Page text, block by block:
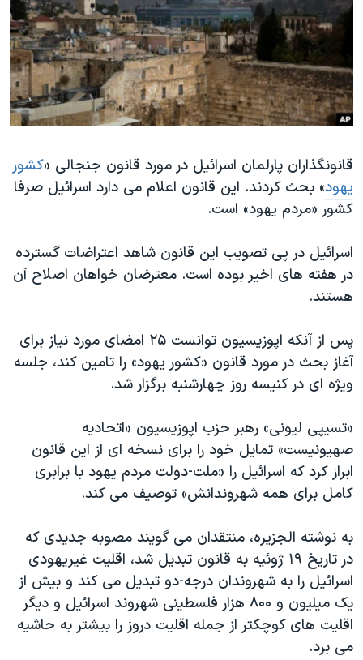
فرهنگ و زندگی
حقوق شهروندی
اقتصادی
علم و فناوری
گالری عکس
آرشیو پخش زنده
مستندها
انتخابات ریاست جمهوری آمریکا ۲۰۲۴
حمله جمهوری اسلامی به اسرائیل
رمز مهسا
اعتراضات زن، زندگی، آزادی
مجموعه مستندهای دادخواهی
تریبونال مردمی آبان ۹۸
دادگاه حمید نوری
چهل سال گروگان‌گیری
اعتراضات مردمی آبان ۹۸
اسرائیل در جنگ
نرگس محمدی برنده جایزه نوبل صلح
همایش محافظه‌کاران آمریکا «سی‌پک»
صفحه‌های ویژه
سفر پرزیدنت ترامپ به چین
دنبال کنید
زبانهای مختلف
قانونگذاران پارلمان اسرائیل در مورد قانون جنجالی «کشور
یهود» بحث کردند. این قانون اعلام می دارد اسرائیل صرفا
کشور «مردم یهود» است.
اسرائیل در پی تصویب این قانون شاهد اعتراضات گسترده
در هفته های اخیر بوده است. معترضان خواهان اصلاح آن
هستند.
پس از آنکه اپوزیسیون توانست ۲۵ امضای مورد نیاز برای
آغاز بحث در مورد قانون «کشور یهود» را تامین کند، جلسه
ویژه ای در کنیسه روز چهارشنبه برگزار شد.
«تسیپی لیونی» رهبر حزب اپوزیسیون «اتحادیه
صهیونیست» تمایل خود را برای نسخه ای از این قانون
ابراز کرد که اسرائیل را «ملت-دولت مردم یهود با برابری
کامل برای همه شهروندانش» توصیف می کند.
به نوشته الجزیره، منتقدان می گویند مصوبه جدیدی که
در تاریخ ۱۹ ژوئیه به قانون تبدیل شد، اقلیت غیریهودی
اسرائیل را به شهروندان درجه-دو تبدیل می کند و بیش از
یک میلیون و ۸۰۰ هزار فلسطینی شهروند اسرائیل و دیگر
اقلیت های کوچکتر از جمله اقلیت دروز را بیشتر به حاشیه
می برد.